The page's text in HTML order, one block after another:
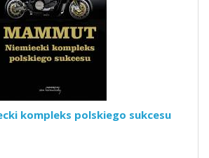
kompleks polskiego sukcesu